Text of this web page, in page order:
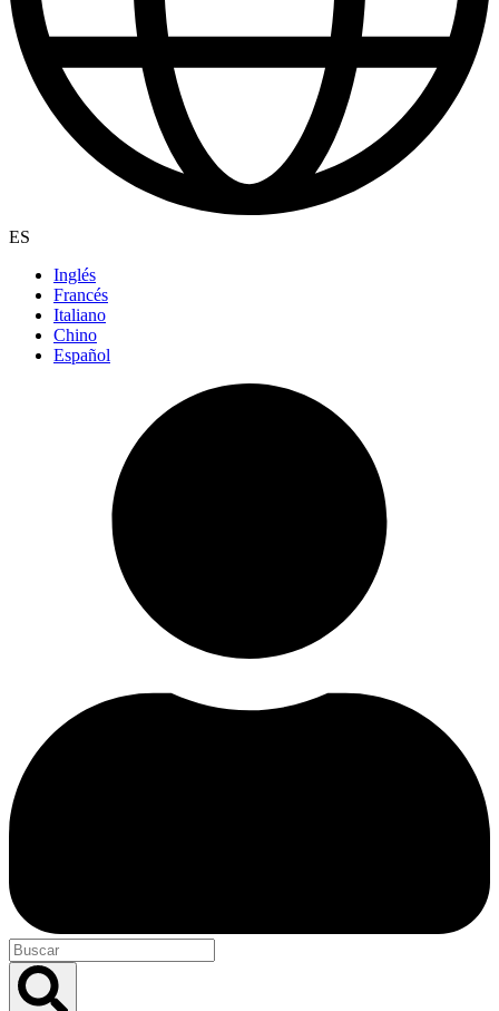
ES
Inglés
Francés
Italiano
Chino
Español